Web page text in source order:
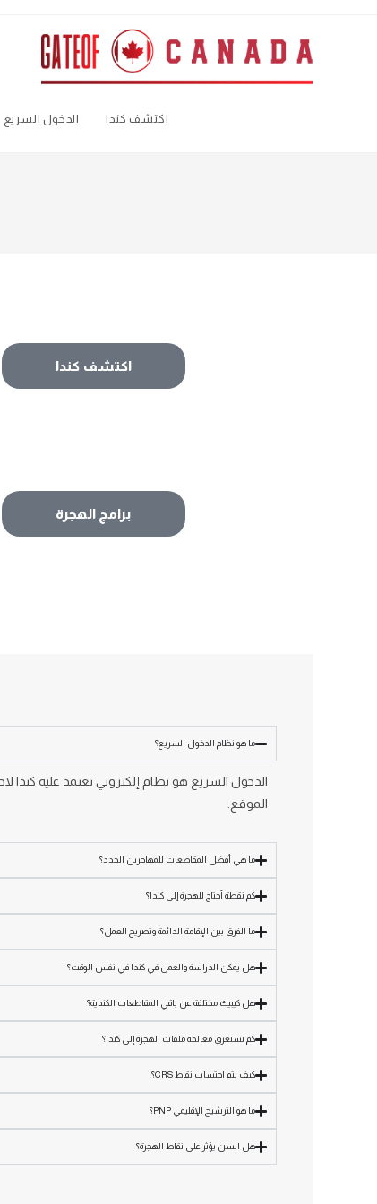
اكتشف كندا الدخول السريع
اكتشف كندا
برامج الهجرة
ما هو نظام الدخول السريع؟
الموقع.
ما هي أفضل المقاطعات للمهاجرين الجدد؟
كم نقطة أحتاج للهجرة إلى كندا؟
ما الفرق بين الإقامة الدائمة وتصريح العمل؟
هل يمكن الدراسة والعمل في كندا في نفس الوقت؟
هل كيبيك مختلفة عن باقي المقاطعات الكندية؟
كم تستغرق معالجة ملفات الهجرة إلى كندا؟
كيف يتم احتساب نقاط CRS؟
ما هو الترشيح الإقليمي PNP؟
هل السن يؤثر على نقاط الهجرة؟